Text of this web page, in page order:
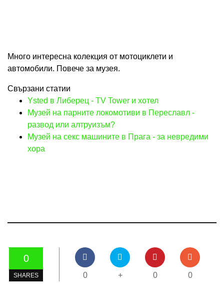
Много интересна колекция от мотоциклети и
автомобили. Повече за музея.
Свързани статии
Ysted в Либерец - TV Tower и хотел
Музей на парните локомотиви в Переславл -
развод или алтруизъм?
Музей на секс машините в Прага - за невредими
хора
0
SHARES 0 + 0 0